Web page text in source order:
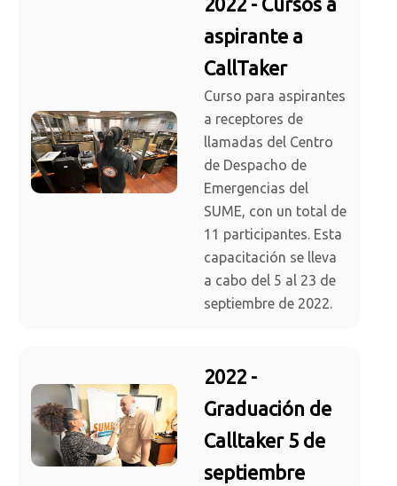
aspirante a
CallTaker
Curso para aspirantes
a receptores de
llamadas del Centro
de Despacho de
Emergencias del
SUME, con un total de
11 participantes. Esta
capacitación se lleva
a cabo del 5 al 23 de
septiembre de 2022.
2022 -
Graduación de
Calltaker 5 de
septiembre